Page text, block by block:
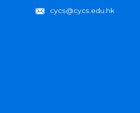
cycs@cycs.edu.hk